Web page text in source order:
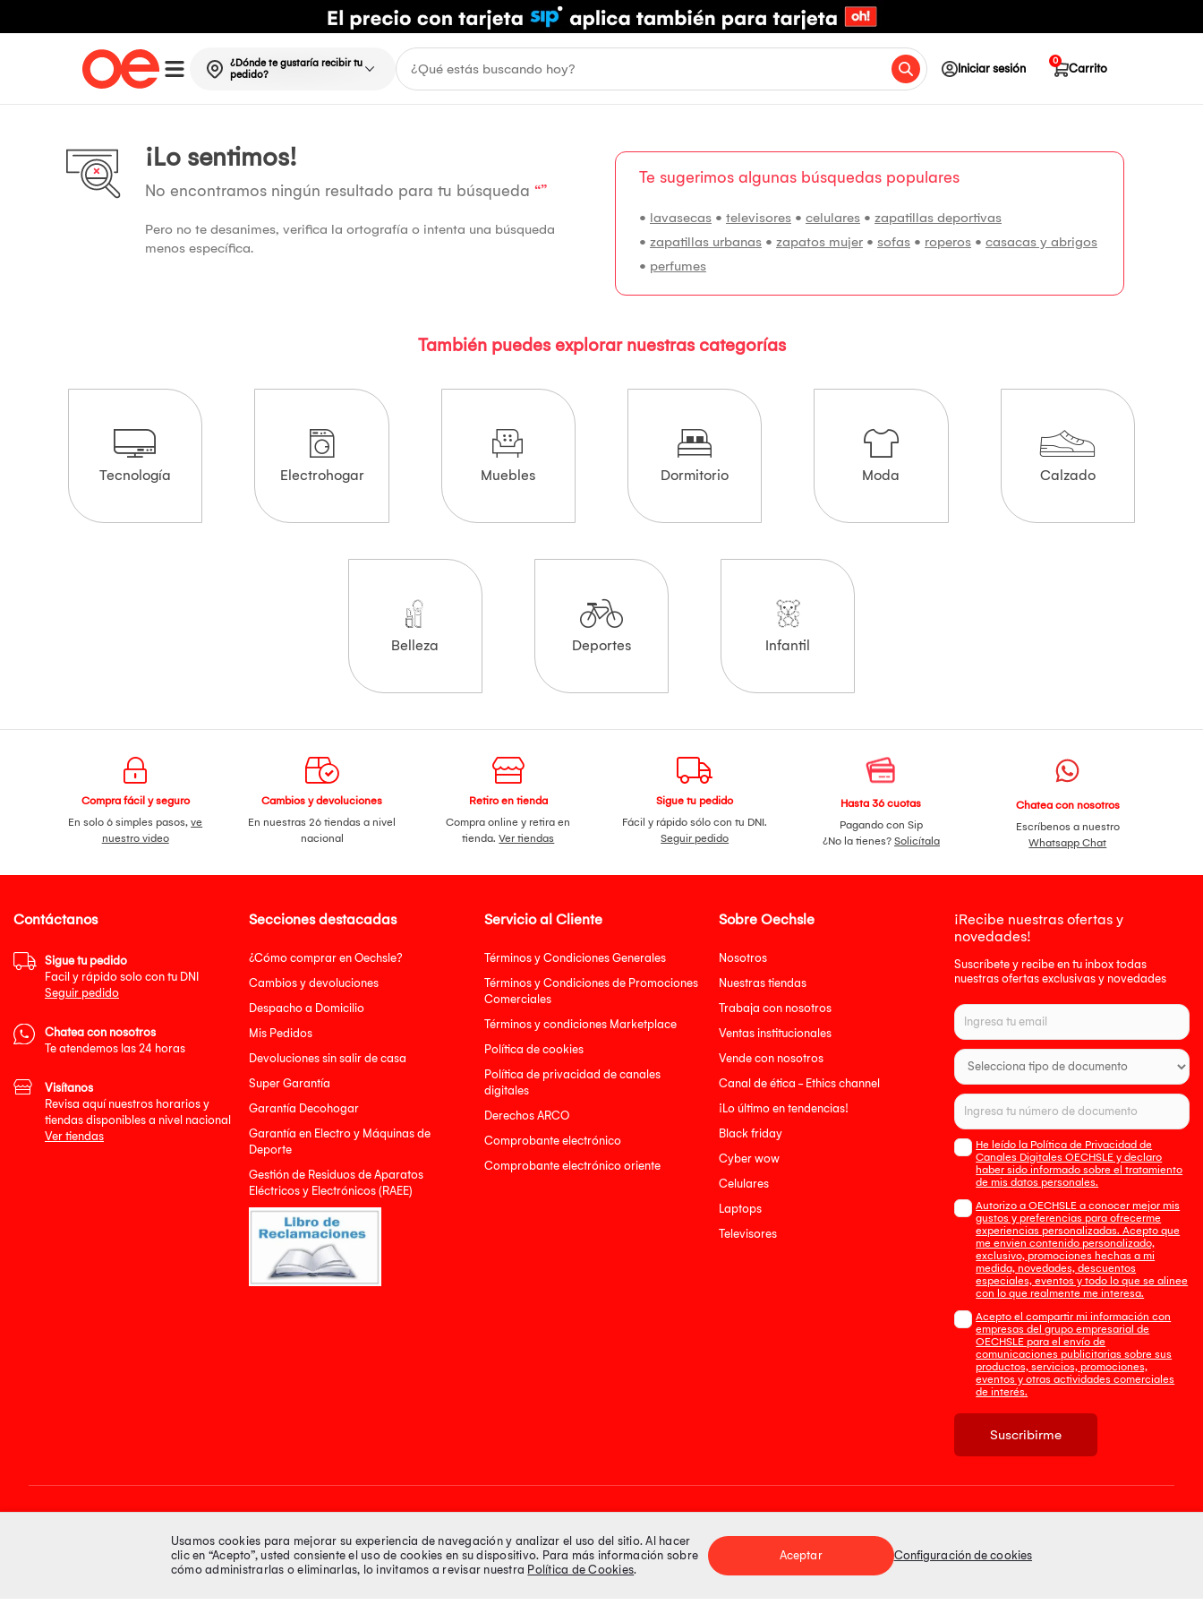
¿Dónde te gustaría recibir tu
pedido?
Iniciar sesión Carrito
0
¡Lo sentimos!
No encontramos ningún resultado para tu búsqueda “”
Pero no te desanimes, verifica la ortografía o intenta una búsqueda
menos específica.
Te sugerimos algunas búsquedas populares
• lavasecas • televisores • celulares • zapatillas deportivas
• zapatillas urbanas • zapatos mujer • sofas • roperos • casacas y abrigos
• perfumes
También puedes explorar nuestras categorías
Tecnología Electrohogar Muebles Dormitorio Moda Calzado
Belleza Deportes Infantil
Compra fácil y seguro
En solo 6 simples pasos,ve
nuestro video
Cambios y devoluciones
En nuestras 26 tiendas a nivel
nacional
Retiro en tienda
Compra online y retira en
tienda.Ver tiendas
Sigue tu pedido
Fácil y rápido sólo con tu DNI.
Seguir pedido
Hasta 36 cuotas
Pagando con Sip
¿No la tienes? Solicítala
Chatea con nosotros
Escríbenos a nuestro
Whatsapp Chat
Secciones destacadas
¿Cómo comprar en Oechsle?
Cambios y devoluciones
Despacho a Domicilio
Mis Pedidos
Devoluciones sin salir de casa
Super Garantía
Garantía Decohogar
Garantía en Electro y Máquinas de
Deporte
Gestión de Residuos de Aparatos
Eléctricos y Electrónicos (RAEE)
Servicio al Cliente
Términos y Condiciones Generales
Términos y Condiciones de Promociones
Comerciales
Términos y condiciones Marketplace
Política de cookies
Política de privacidad de canales
digitales
Derechos ARCO
Comprobante electrónico
Comprobante electrónico oriente
Sobre Oechsle
Nosotros
Nuestras tiendas
Trabaja con nosotros
Ventas institucionales
Vende con nosotros
Canal de ética - Ethics channel
¡Lo último en tendencias!
Black friday
Cyber wow
Celulares
Laptops
Televisores
¡Recibe nuestras ofertas y
novedades!
Suscríbete y recibe en tu inbox todas
nuestras ofertas exclusivas y novedades
He leído la Política de Privacidad de
Canales Digitales OECHSLE y declaro
haber sido informado sobre el tratamiento
de mis datos personales.
Autorizo a OECHSLE a conocer mejor mis
gustos y preferencias para ofrecerme
experiencias personalizadas. Acepto que
me envien contenido personalizado,
exclusivo, promociones hechas a mi
medida, novedades, descuentos
especiales, eventos y todo lo que se alinee
con lo que realmente me interesa.
Acepto el compartir mi información con
empresas del grupo empresarial de
OECHSLE para el envío de
comunicaciones publicitarias sobre sus
productos, servicios, promociones,
eventos y otras actividades comerciales
de interés.
Suscribirme
Contáctanos
Sigue tu pedido
Facil y rápido solo con tu DNI
Seguir pedido
Chatea con nosotros
Te atendemos las 24 horas
Visítanos
Revisa aquí nuestros horarios y
tiendas disponibles a nivel nacional
Ver tiendas
Síguenos en Medios de pago Tienda 100% Segura
Usamos cookies para mejorar su experiencia de navegación y analizar el uso del sitio. Al hacer
clic en “Acepto”, usted consiente el uso de cookies en su dispositivo. Para más información sobre
cómo administrarlas o eliminarlas, lo invitamos a revisar nuestra Política de Cookies.
Aceptar Configuración de cookies